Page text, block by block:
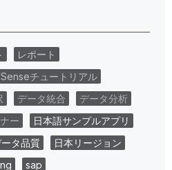
レポート
チュートリアル
データ統合
データ分析
ー
日本語サンプルアプリ
タ品質
日本リージョン
sap